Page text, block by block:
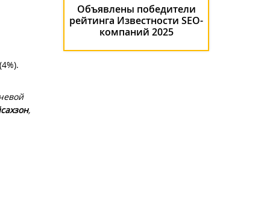
,
Объявлены победители
рейтинга Известности SEO-
компаний 2025